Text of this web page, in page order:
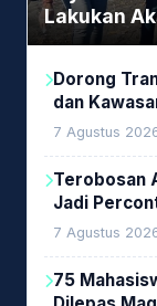
Lakukan
Dorong
dan
Investasi
7 Agustus
Terobosan
Jadi
7 Agustus
75